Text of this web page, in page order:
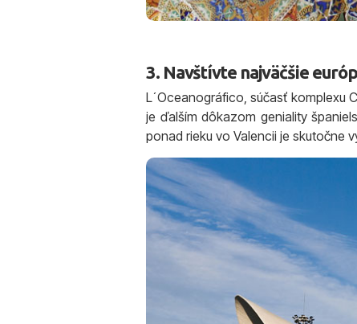
3. Navštívte najväčšie
L´Oceanográfico, súčasť komplexu
je ďalším dôkazom geniality
ponad rieku vo Valencii je skutočne